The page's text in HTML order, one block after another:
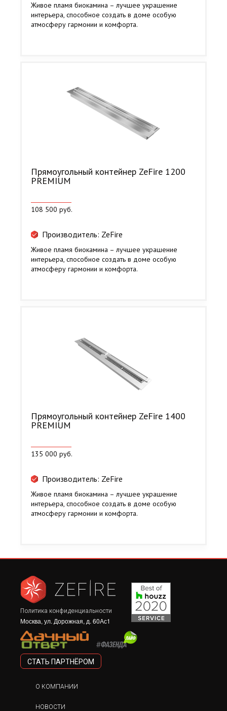
Живое пламя биокамина – лучшее украшение
интерьера, способное создать в доме особую
атмосферу гармонии и комфорта.
Прямоугольный контейнер ZeFire 1200
PREMIUM
108 500 руб.
Производитель: ZeFire
Живое пламя биокамина – лучшее украшение
интерьера, способное создать в доме особую
атмосферу гармонии и комфорта.
Прямоугольный контейнер ZeFire 1400
PREMIUM
135 000 руб.
Производитель: ZeFire
Живое пламя биокамина – лучшее украшение
интерьера, способное создать в доме особую
атмосферу гармонии и комфорта.
Политика конфиденциальности
Москва, ул. Дорожная, д. 60Ас1
СТАТЬ ПАРТНЁРОМ
О КОМПАНИИ
НОВОСТИ